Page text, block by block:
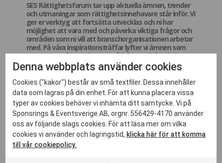
SES Rättighetsforum tar upp aktuella ämnen, trender
och utmaningar som rättighetsinnehavare står inför. Vi
ger er verktyg att fortsätta utvecklas och ni har
möjlighet att vara med och påverka viktiga frågor och
områden som ni vill att branschorganisationen arbetar
med. På våra inspirationsträffar lyfter vi ämnen som
engagerar, vår panel svarar på frågor och funderingar
och vi bjuder in aktuella gäster för diskussion och
analys.
Detta tillfälle har vi valt att lägga fokus på festivaler – vi diskuterar
nuläge och utmaningar samt lyfter framgångsrika
sponsorsamarbeten med bl a representanter frånWay Out
West,Åre Sessions,Big Slap ,Sweden Rockoch
Storsjöyran .
Rättighetsforum leds av Daniel Hegborn, strateg och grundare
avPassion Lab, tillsammans med
Denna webbplats använder cookies
Cookies ("kakor") består av små textfiler. Dessa innehåller
data som lagras på din enhet. För att kunna placera vissa
typer av cookies behöver vi inhämta ditt samtycke. Vi på
Sponsrings & Eventsverige AB, orgnr. 556429-4170 använder
oss av följande slags cookies. För att läsa mer om vilka
cookies vi använder och lagringstid, klicka här för att komma
till vår cookiepolicy.